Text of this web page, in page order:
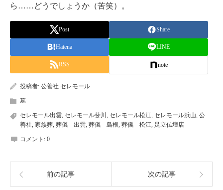
ら……どうでしょうか（苦笑）。
Post Share
Hatena LINE
RSS note
投稿者: 公善社 セレモール
墓
セレモール出雲 セレモール斐川 セレモール松江 セレモール浜山 公
善社 家族葬 葬儀 出雲 葬儀 島根 葬儀 松江 足立仏壇店
コメント: 0
前の記事 次の記事